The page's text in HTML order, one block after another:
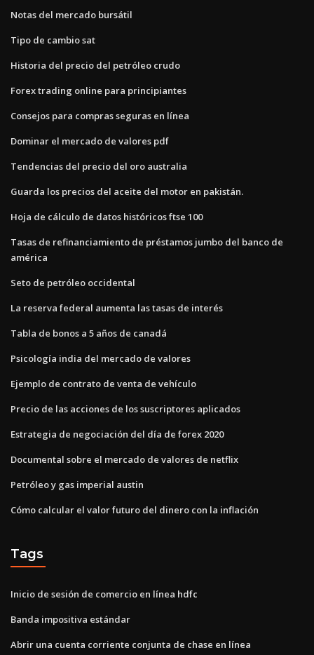
Notas del mercado bursátil
Tipo de cambio sat
Historia del precio del petróleo crudo
Forex trading online para principiantes
Consejos para compras seguras en línea
Dominar el mercado de valores pdf
Tendencias del precio del oro australia
Guarda los precios del aceite del motor en pakistán.
Hoja de cálculo de datos históricos ftse 100
Tasas de refinanciamiento de préstamos jumbo del banco de
américa
Seto de petróleo occidental
La reserva federal aumenta las tasas de interés
Tabla de bonos a 5 años de canadá
Psicología india del mercado de valores
Ejemplo de contrato de venta de vehículo
Precio de las acciones de los suscriptores aplicados
Estrategia de negociación del día de forex 2020
Documental sobre el mercado de valores de netflix
Petróleo y gas imperial austin
Cómo calcular el valor futuro del dinero con la inflación
Tags
Inicio de sesión de comercio en línea hdfc
Banda impositiva estándar
Abrir una cuenta corriente conjunta de chase en línea